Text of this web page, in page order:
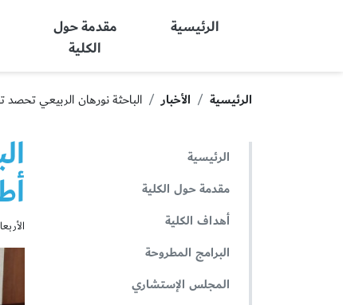
Ajman University
الرئيسية
مقدمة حول
الكلية
الرئيسية الأخبار الباحثة نورهان الربيعي تحصد
الرئيسية
مقدمة حول الكلية
أهداف الكلية
البرامج المطروحة
المجلس الإستشاري